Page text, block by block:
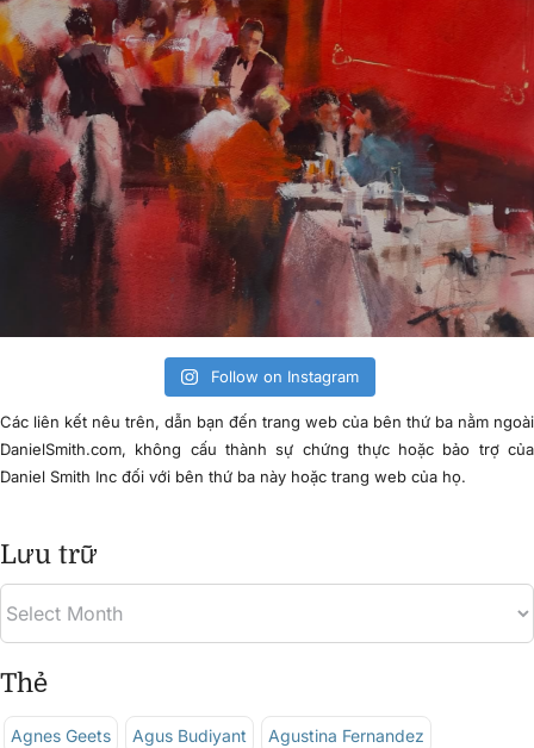
Follow on Instagram
Các liên kết nêu trên, dẫn bạn đến trang web của bên thứ ba nằm ngoài
DanielSmith.com, không cấu thành sự chứng thực hoặc bảo trợ của
Daniel Smith Inc đối với bên thứ ba này hoặc trang web của họ.
Lưu trữ
Thẻ
Agnes Geets Agus Budiyant Agustina Fernandez